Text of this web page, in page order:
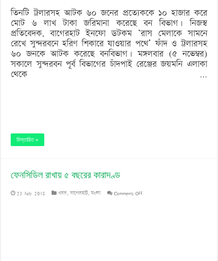
তিনটি ট্রলারসহ আটক ৬০ জনের প্রত্যেককে ১০ হাজার করে
মোট ৬ লাখ টাকা জরিমানা করেছে বন বিভাগ। নিজস্ব
প্রতিবেদক, বাগেরহাট ইনফো ডটকম ‘রাস মেলাকে সামনে
রেখে সুন্দরবনে হরিণ শিকারে যাওয়ার পথে’ ফাঁদ ও ট্রলারসহ
৬০ জনকে আটক করেছে বনবিভাগ। মঙ্গলবার (৫ নভেম্বর)
সকালে সুন্দরবন পূর্ব বিভাগের চাঁদপাই রেঞ্জের জয়মনি এলাকা
থেকে …
বিস্তারিত »
ফেনসিডিল রাখায় ৫ বছরের কারাদণ্ড
23 July 2018 খবর,বাগেরহাট,মংলা Comments Offon